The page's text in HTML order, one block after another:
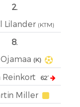
2.
Lilander (KTM)
8.
(K)
Reinkort 62′
Miller